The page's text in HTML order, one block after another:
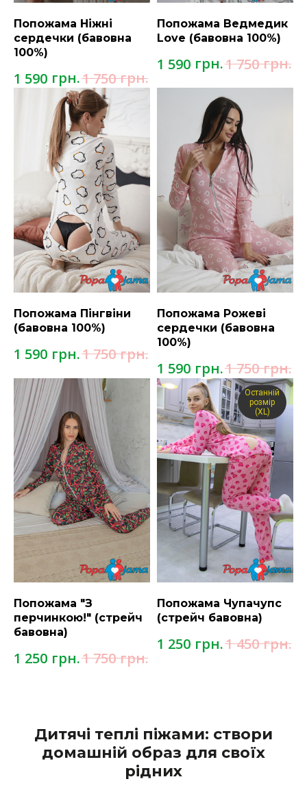
Попожама Ніжні
сердечки (бавовна
100%)
1 590 грн.1 750 грн.
Попожама Ведмедик
Love (бавовна 100%)
1 590 грн.1 750 грн.
Попожама Пінгвіни
(бавовна 100%)
1 590 грн.1 750 грн.
Попожама Рожеві
сердечки (бавовна
100%)
1 590 грн.1 750 грн.
Попожама "З
перчинкою!" (стрейч
бавовна)
1 250 грн.1 750 грн.
Останній
розмір
(XL)
Попожама Чупачупс
(стрейч бавовна)
1 250 грн.1 450 грн.
Дитячі теплі піжами: створи
домашній образ для своїх
рідних